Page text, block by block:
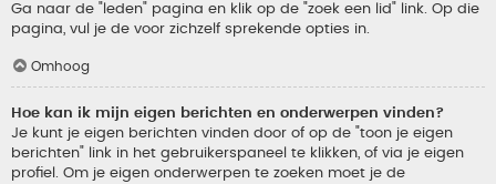
Ga naar de "leden" pagina en klik op de "zoek een lid" link. Op die
pagina, vul je de voor zichzelf sprekende opties in.
Omhoog
Hoe kan ik mijn eigen berichten en onderwerpen vinden?
Je kunt je eigen berichten vinden door of op de "toon je eigen
berichten" link in het gebruikerspaneel te klikken, of via je eigen
profiel. Om je eigen onderwerpen te zoeken moet je de